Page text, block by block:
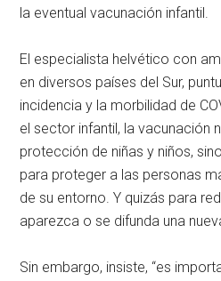
la eventual vacunación infantil.
El especialista helvético con
en diversos países del Sur,
incidencia y la morbilidad de
el sector infantil, la vacunación
protección de niñas y niños,
para proteger a las personas
de su entorno. Y quizás para
aparezca o se difunda una
Sin embargo, insiste, “es